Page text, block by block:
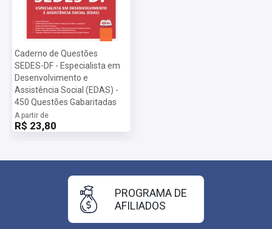
Caderno de Questões
SEDES-DF - Especialista em
Desenvolvimento e
Assistência Social (EDAS) -
450 Questões Gabaritadas
A partir de
R$ 23,80
PROGRAMA DE
AFILIADOS